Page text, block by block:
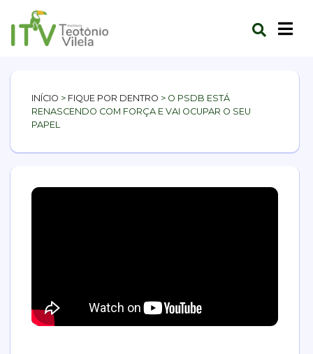
INÍCIO > FIQUE POR DENTRO > O PSDB ESTÁ
RENASCENDO COM FORÇA E VAI OCUPAR O SEU
PAPEL